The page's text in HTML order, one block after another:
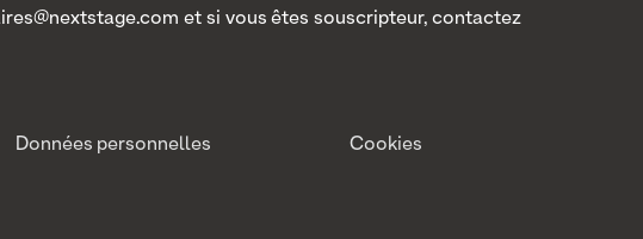
et si vous êtes souscripteur, contactez
Données personnelles Cookies